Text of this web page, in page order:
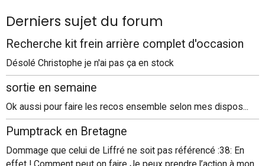
Derniers sujet du forum
Recherche kit frein arrière complet d'occasion
Désolé Christophe je n'ai pas ça en stock
sortie en semaine
Ok aussi pour faire les recos ensemble selon mes dispos...
Pumptrack en Bretagne
Dommage que celui de Liffré ne soit pas référencé :38: En